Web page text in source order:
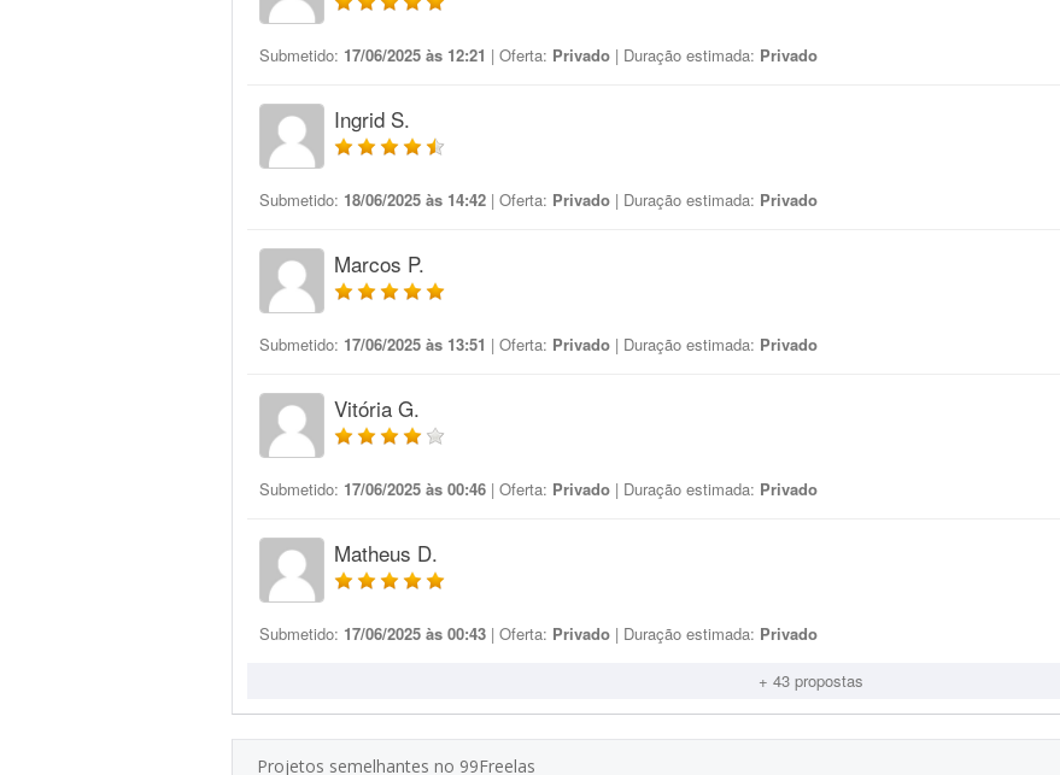
Submetido: 17/06/2025 às 12:21 | Oferta: Privado | Duração estimada: Privado
Ingrid S.
Submetido: 18/06/2025 às 14:42 | Oferta: Privado | Duração estimada: Privado
Marcos P.
Submetido: 17/06/2025 às 13:51 | Oferta: Privado | Duração estimada: Privado
Vitória G.
Submetido: 17/06/2025 às 00:46 | Oferta: Privado | Duração estimada: Privado
Matheus D.
Submetido: 17/06/2025 às 00:43 | Oferta: Privado | Duração estimada: Privado
+ 43 propostas
Projetos semelhantes no 99Freelas